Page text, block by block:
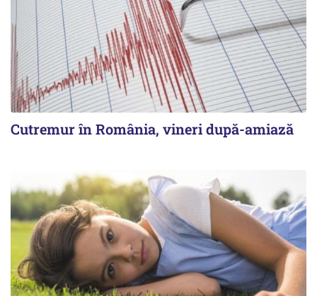
Cutremur în România, vineri după-amiază